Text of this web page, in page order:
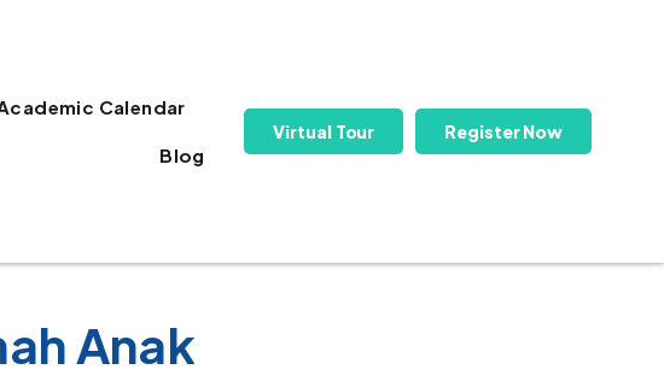
Calendar
Blog
Virtual Tour Register Now
Anak